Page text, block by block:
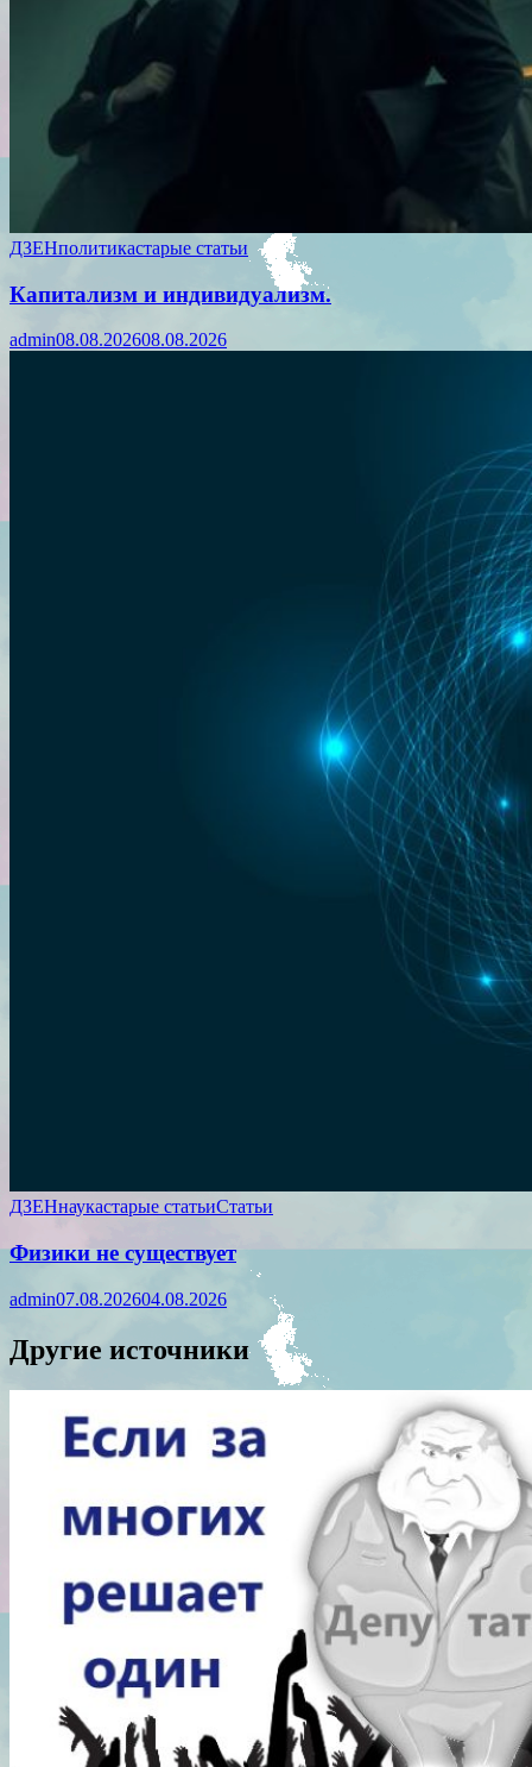
ДЗЕНполитикастарые статьи
Капитализм и индивидуализм.
admin08.08.202608.08.2026
ДЗЕНнаукастарые статьиСтатьи
Физики не существует
admin07.08.202604.08.2026
Другие источники